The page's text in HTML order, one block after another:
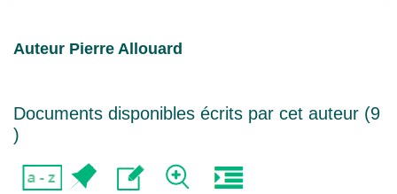
Auteur Pierre Allouard
Documents disponibles écrits par cet auteur (9
)